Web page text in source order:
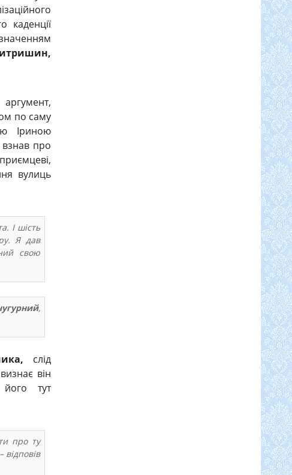
каденції
по саму
Іриною
про
вулиць
І шість
Я дав
свою
,
слід
він
тут
про ту
відповів